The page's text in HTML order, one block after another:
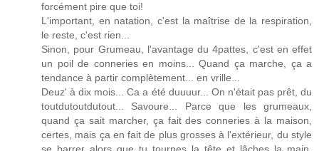
forcément pire que toi!
L'important, en natation, c'est la maîtrise de la respiration,
le reste, c'est rien...
Sinon, pour Grumeau, l'avantage du 4pattes, c'est en effet
un poil de conneries en moins... Quand ça marche, ça a
tendance à partir complètement... en vrille...
Deuz' à dix mois... Ca a été duuuur... On n'était pas prêt, du
toutdutoutdutout... Savoure... Parce que les grumeaux,
quand ça sait marcher, ça fait des conneries à la maison,
certes, mais ça en fait de plus grosses à l'extérieur, du style